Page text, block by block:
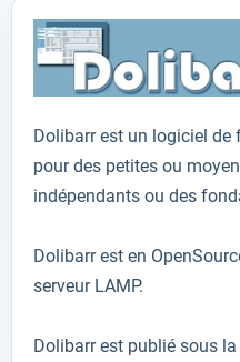
Dolibarr est un logiciel de
pour des petites ou
indépendants ou des
Dolibarr est en
serveur LAMP.
Dolibarr est publié sous